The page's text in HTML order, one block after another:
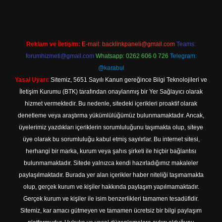
Reklam ve İletişim: E-mail: backlinkpaneli@gmail.com Teams:
forumhizmeti@gmail.com Whatsapp: 0262 606 0 726 Telegram:
@karabul
Yasal Uyarı: Sitemiz, 5651 Sayılı Kanun gereğince Bilgi Teknolojileri ve
İletişim Kurumu (BTK) tarafından onaylanmış bir Yer Sağlayıcı olarak
hizmet vermektedir. Bu nedenle, sitedeki içerikleri proaktif olarak
denetleme veya araştırma yükümlülüğümüz bulunmamaktadır. Ancak,
üyelerimiz yazdıkları içeriklerin sorumluluğunu taşımakta olup, siteye
üye olarak bu sorumluluğu kabul etmiş sayılırlar. Bu internet sitesi,
herhangi bir marka, kurum veya şahıs şirketi ile hiçbir bağlantısı
bulunmamaktadır. Sitede yalnızca kendi hazırladığımız makaleler
paylaşılmaktadır. Burada yer alan içerikler haber niteliği taşımamakta
olup, gerçek kurum ve kişiler hakkında paylaşım yapılmamaktadır.
Gerçek kurum ve kişiler ile isim benzerlikleri tamamen tesadüfidir.
Sitemiz, kar amacı gütmeyen ve tamamen ücretsiz bir bilgi paylaşım